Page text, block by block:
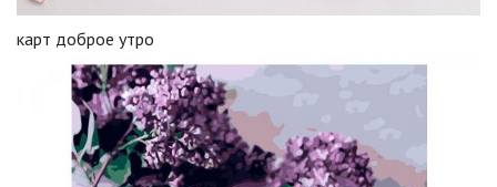
карт доброе утро